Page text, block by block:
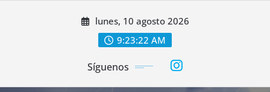
lunes, 10 agosto 2026
9:23:23 AM
Síguenos